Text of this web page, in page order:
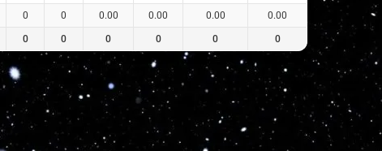
0 0 0.00 0.00 0.00 0.00
0 0 0 0 0 0